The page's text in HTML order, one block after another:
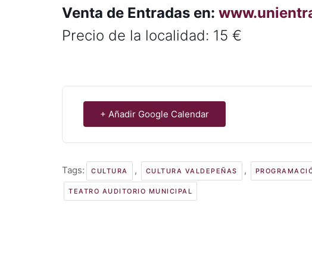
Venta de Entradas en:
Precio de la localidad: 15 €
+ Añadir Google Calendar
Tags: CULTURA , CULTURA VALDEPEÑAS ,
TEATRO AUDITORIO MUNICIPAL